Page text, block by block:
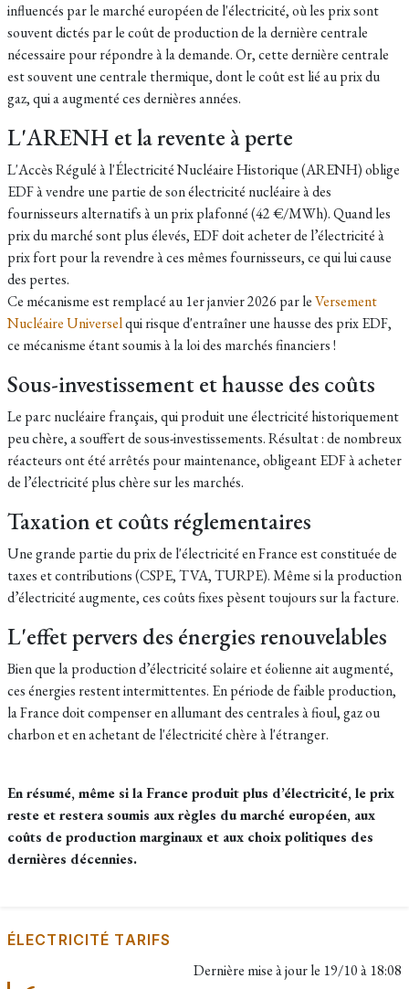
influencés par le marché européen de l'électricité, où les prix sont
souvent dictés par le coût de production de la dernière centrale
nécessaire pour répondre à la demande. Or, cette dernière centrale
est souvent une centrale thermique, dont le coût est lié au prix du
gaz, qui a augmenté ces dernières années.
L'ARENH et la revente à perte
L'Accès Régulé à l'Électricité Nucléaire Historique (ARENH) oblige
EDF à vendre une partie de son électricité nucléaire à des
fournisseurs alternatifs à un prix plafonné (42 €/MWh). Quand les
prix du marché sont plus élevés, EDF doit acheter de l’électricité à
prix fort pour la revendre à ces mêmes fournisseurs, ce qui lui cause
des pertes.
Ce mécanisme est remplacé au 1er janvier 2026 par leVersement
Nucléaire Universelqui risque d'entraîner une hausse des prix EDF,
ce mécanisme étant soumis à la loi des marchés financiers !
Sous-investissement et hausse des coûts
Le parc nucléaire français, qui produit une électricité historiquement
peu chère, a souffert de sous-investissements. Résultat : de nombreux
réacteurs ont été arrêtés pour maintenance, obligeant EDF à acheter
de l’électricité plus chère sur les marchés.
Taxation et coûts réglementaires
Une grande partie du prix de l'électricité en France est constituée de
taxes et contributions (CSPE, TVA, TURPE). Même si la production
d’électricité augmente, ces coûts fixes pèsent toujours sur la facture.
L'effet pervers des énergies renouvelables
Bien que la production d’électricité solaire et éolienne ait augmenté,
ces énergies restent intermittentes. En période de faible production,
la France doit compenser en allumant des centrales à fioul, gaz ou
charbon et en achetant de l'électricité chère à l'étranger.
En résumé, même si la France produit plus d’électricité, le prix
reste et restera soumis aux règles du marché européen, aux
coûts de production marginaux et aux choix politiques des
dernières décennies.
ÉLECTRICITÉ TARIFS
Dernière mise à jour le 19/10 à 18:08